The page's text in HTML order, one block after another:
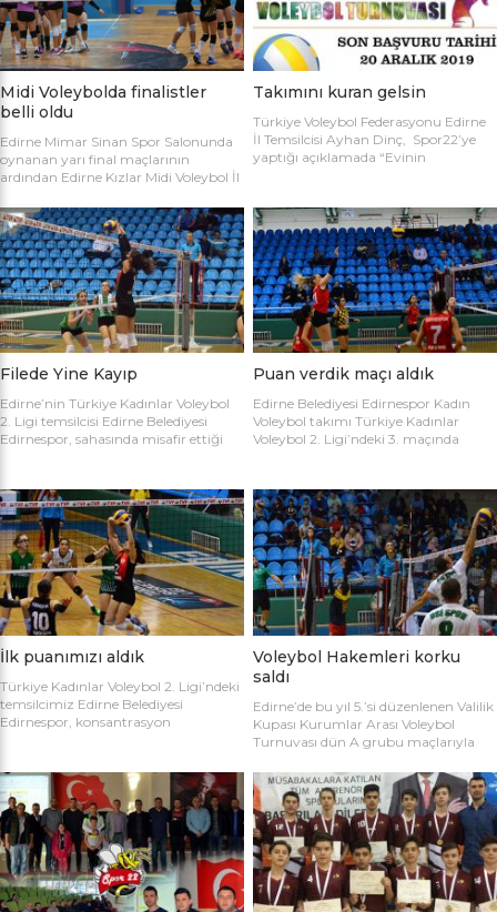
Midi Voleybolda finalistler
belli oldu
Edirne Mimar Sinan Spor Salonunda
oynanan yarı final maçlarının
ardından Edirne Kızlar Midi Voleybol İl
oynamaya hak kazanan takımlar
belirlendi. İlk oynanan yarı final
maçında Atletik Trakya takımını 25-
17, 25-7 ve 25-20’lik setlerle 3-0
mağlup eden Keşan Yıldızı takımı
finale adını ilk yazdıran takım oldu.
Oynanan ikinci maçta Avrupa
Yıldızları ile Kırcasalih […]
Takımını kuran gelsin
Türkiye Voleybol Federasyonu Edirne
İl Temsilcisi Ayhan Dinç, Spor22’ye
yaptığı açıklamada “Evinin
Temsilciliği olarak “Evinin Sultanları”
ismiyle Kadın Voleybol Turnuvası
organize ediliyor. 18 yaşını doldurmuş
tüm kadınların katılımına açık olan
turnuvaya katılım için takım
kaptanlarının sporcu listesini sağlık
raporlarıyla(sağlık ocağından
alınması yeterli) birlikte Gençlik Spor
İl […]
Filede Yine Kayıp
Edirne’nin Türkiye Kadınlar Voleybol
2. Ligi temsilcisi Edirne Belediyesi
Edirnespor, sahasında misafir ettiği
temsilcimiz Edirne Belediyesi
Edirnespor, Mimar Sinan Spor
Salonu’nda Manisa Salihli
Belediyespor’la karşılaştı. Takımlar
sahaya şu kadrolarla çıktılar: Edirne
Belediyesi Edirnespor: Simge, Edanur,
Sibel, Cere, Simge, Yaren, Halime,
Selay, Kübra, Deniz Salihli Belediye
Spor: […]
Puan verdik maçı aldık
Edirne Belediyesi Edirnespor Kadın
Voleybol takımı Türkiye Kadınlar
Voleybol 2. Ligi’ndeki 3. maçında
Salonu’nda Metin Demirbağ ve
Emrah Baran’ın yönettiği
karşılaşmaya takımlar şu kadrolarla
çıktılar: EDİRNESPOR: Simge
Gülağız, Edanur Bayraklı, Sibel Mert,
Ceren Atica, Simge Erden, S. Yaren
Tank, Halime Akay, Selay Çalışkan,
Büşra […]
İlk puanımızı aldık
Türkiye Kadınlar Voleybol 2. Ligi’ndeki
temsilcimiz Edirne Belediyesi
Edirnespor, konsantrasyon
Kadınlar Voleybol 2. Ligi’ne devam
edilirken Edirnespor Kadın Voleybol
Takımı Mimar Sinan Spor Salonu’nda
kendi seyircisi önünde ilk maçına çıktı.
İlk maçında deplasmanda Bursa
Nilüfer Belediyesi’ne 3-0 mağlup
olmuştu. İkinci maçında konuk ettiği
Biga […]
Voleybol Hakemleri korku
saldı
Edirne’de bu yıl 5.’si düzenlenen Valilik
Kupası Kurumlar Arası Voleybol
Turnuvası dün A grubu maçlarıyla
ile Ecacılar Odası karşı karşıya geldi.
Maçı üçyüzden fazla voleybol sever
izledi. Takımlar sahaya şu kadrolarla
çıktılar: Voleybol Hakemleri: Oğulcan
Kuru, Öyküm Akıncı, Ecem Göçmen,
Özge Göktaş, Rabia Acun, Gökay
Karatop, Semih Sormaz, Coşkun
Özsoy […]